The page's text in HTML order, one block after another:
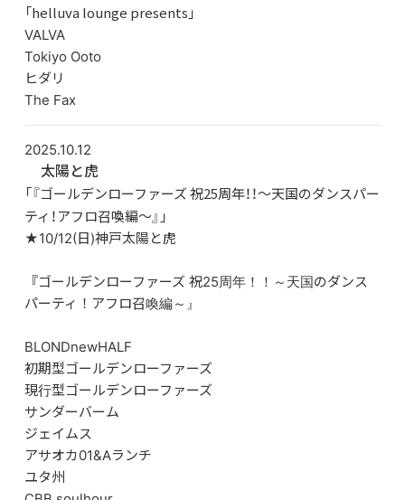
「helluva lounge presents」
VALVA
Tokiyo Ooto
ヒダリ
The Fax
2025.10.12
太陽と虎
「『ゴールデンローファーズ 祝25周年！！～天国のダンスパー
ティ！アフロ召喚編～』」
★10/12(日)神戸太陽と虎
『ゴールデンローファーズ 祝25周年！！～天国のダンス
パーティ！アフロ召喚編～』
BLONDnewHALF
初期型ゴールデンローファーズ
現行型ゴールデンローファーズ
サンダーバーム
ジェイムス
アサオカ01&Aランチ
ユタ州